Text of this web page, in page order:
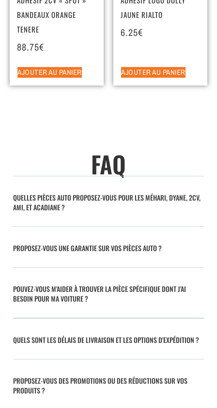
BANDEAUX ORANGE
TENERE
88.75€
AJOUTER AU PANIER
JAUNE RIALTO
6.25€
AJOUTER AU PANIER
FAQ
QUELLES PIÈCES AUTO PROPOSEZ-VOUS POUR LES MÉHARI, DYANE, 2CV,
AMI, ET ACADIANE ?
PROPOSEZ-VOUS UNE GARANTIE SUR VOS PIÈCES AUTO ?
POUVEZ-VOUS M'AIDER À TROUVER LA PIÈCE SPÉCIFIQUE DONT J'AI
BESOIN POUR MA VOITURE ?
QUELS SONT LES DÉLAIS DE LIVRAISON ET LES OPTIONS D'EXPÉDITION ?
PROPOSEZ-VOUS DES PROMOTIONS OU DES RÉDUCTIONS SUR VOS
PRODUITS ?